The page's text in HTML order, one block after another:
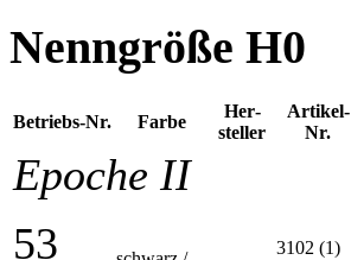
Nenngröße H0
Betriebs-Nr. Farbe
Her­
steller
Artikel-
Nr.
Epoche II
53
3102 (1)